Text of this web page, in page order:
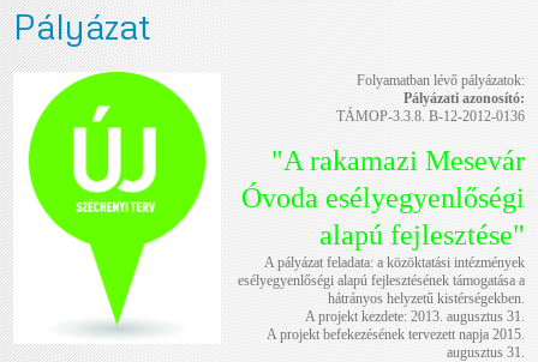
Pályázat
Folyamatban lévő pályázatok:
Pályázati azonosító:
TÁMOP-3.3.8. B-12-2012-0136
"A rakamazi Mesevár
Óvoda esélyegyenlőségi
alapú fejlesztése"
A pályázat feladata: a közöktatási intézmények
esélyegyenlőségi alapú fejlesztésének támogatása a
hátrányos helyzetű kistérségekben.
A projekt kezdete: 2013. augusztus 31.
A projekt befekezésének tervezett napja 2015.
augusztus 31.